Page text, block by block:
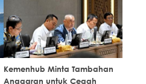
Kemenhub Minta Tambahan
Anggaran untuk Cegah